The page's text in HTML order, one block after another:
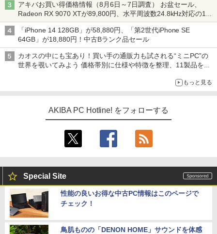
アキバお買い得価格情報（8月6日～7日調査） お盆セール、
Radeon RX 9070 XTが89,800円、水平周波数24.8kHz対応の17
型モニターが9,801円、暑さ指数連動セール ほか
「iPhone 14 128GB」が58,880円、「第2世代iPhone SE
64GB」が18,880円！中古Bランク品セール
カオスの中にも宝あり！買い手の通販力も試される“ミニPC”の
世界を覗いてみよう 価格帯別に仕様や特徴を整理、11製品をピ
もっと見る
AKIBA PC Hotline! をフォローする
Special Site
性能の良いお得な中古PC情報はこのページで
チェック！
鳥肌ものの「DENON HOME」サウンドを体感